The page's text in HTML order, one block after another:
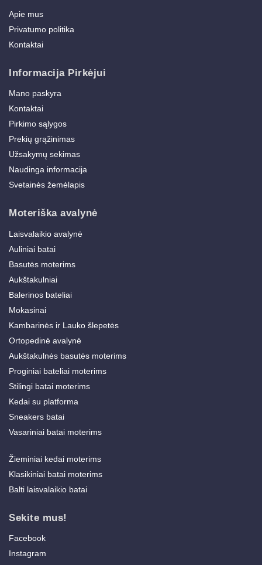
Apie mus
Privatumo politika
Kontaktai
Informacija Pirkėjui
Mano paskyra
Kontaktai
Pirkimo sąlygos
Prekių grąžinimas
Užsakymų sekimas
Naudinga informacija
Svetainės žemėlapis
Moteriška avalynė
Laisvalaikio avalynė
Auliniai batai
Basutės moterims
Aukštakulniai
Balerinos bateliai
Mokasinai
Kambarinės ir Lauko šlepetės
Ortopedinė avalynė
Aukštakulnės basutės moterims
Proginiai bateliai moterims
Stilingi batai moterims
Kedai su platforma
Sneakers batai
Vasariniai batai moterims
Žieminiai kedai moterims
Klasikiniai batai moterims
Balti laisvalaikio batai
Sekite mus!
Facebook
Instagram